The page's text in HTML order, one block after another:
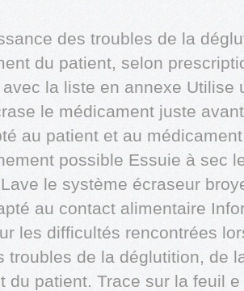
des troubles de la
du patient, selon
la liste en annexe Utilise
le médicament juste
au patient et au
possible Essuie à sec
le système écraseur
au contact alimentaire
les difficultés rencontrées
troubles de la déglutition, de
du patient. Trace sur la feuil